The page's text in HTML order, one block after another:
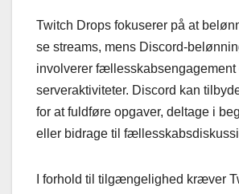
Twitch Drops fokuserer på at
se streams, mens Discord-
involverer fællesskabsengagement
serveraktiviteter. Discord kan
for at fuldføre opgaver, deltage i
eller bidrage til
I forhold til tilgængelighed kræver